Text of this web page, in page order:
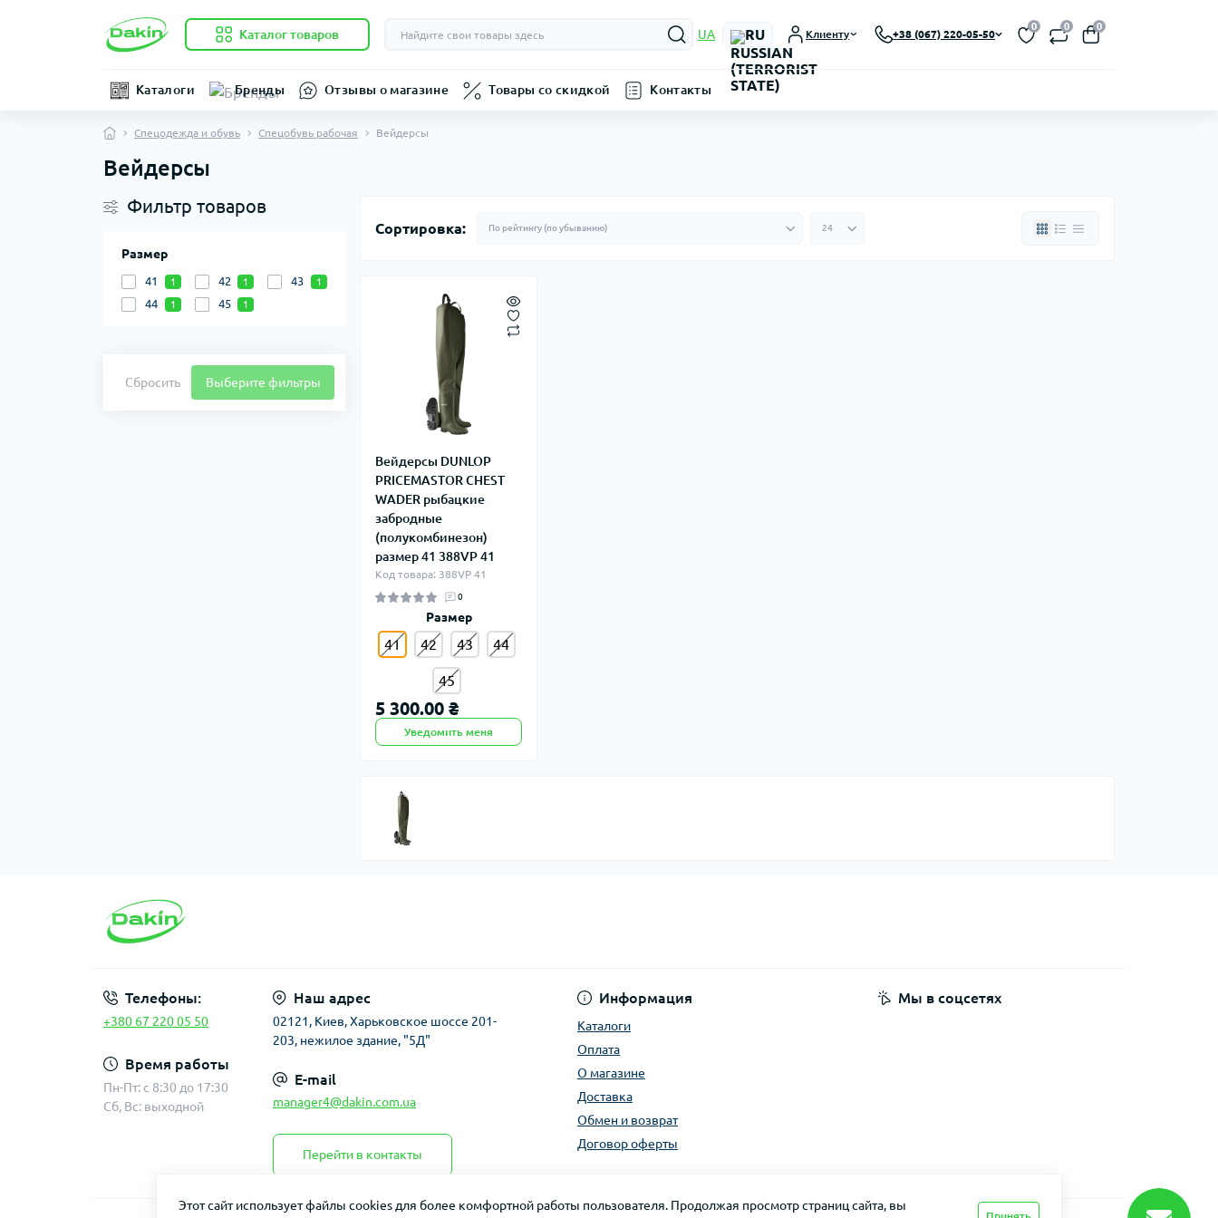
Каталог товаров UA RU Клиенту +38 (067) 220-05-50
0 0 0
Каталоги Бренды Отзывы о магазине Товары со скидкой Контакты
Спецодежда и обувь Спецобувь рабочая Вейдерсы
Вейдерсы
Фильтр товаров
Размер
41 1 42 1 43 1
44 1 45 1
Сбросить Выберите фильтры
Сортировка:
Вейдерсы DUNLOP
PRICEMASTOR CHEST
WADER рыбацкие
забродные
(полукомбинезон)
размер 41 388VP 41
Код товара: 388VP 41
0
Размер
41 42 43 44
45
5 300.00 ₴
Уведомить меня
Телефоны:
+380 67 220 05 50
Время работы
Пн-Пт: с 8:30 до 17:30
Сб, Вс: выходной
Наш адрес
02121, Киев, Харьковское шоссе 201-
203, нежилое здание, "5Д"
E-mail
manager4@dakin.com.ua
Перейти в контакты
Информация
Каталоги
Оплата
О магазине
Доставка
Обмен и возврат
Договор оферты
Мы в соцсетях
Этот сайт использует файлы cookies для более комфортной работы пользователя. Продолжая просмотр страниц сайта, вы
Принять